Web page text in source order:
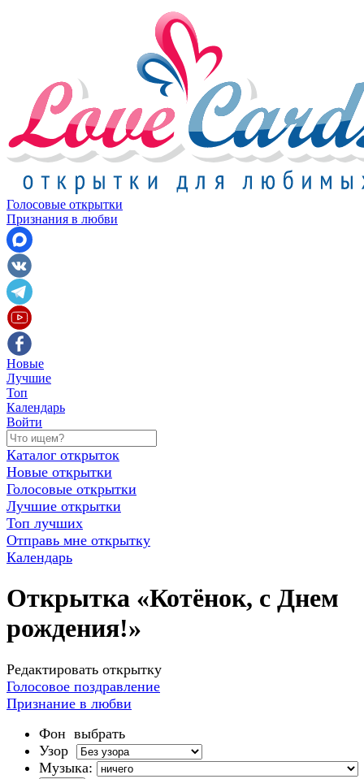
Голосовые открытки
Признания в любви
Новые
Лучшие
Топ
Календарь
Войти
Каталог открыток
Новые открытки
Голосовые открытки
Лучшие открытки
Топ лучших
Отправь мне открытку
Календарь
Открытка «Котёнок, с Днем
рождения!»
Редактировать открытку
Голосовое поздравление
Признание в любви
Фон выбрать
Узор
Музыка: